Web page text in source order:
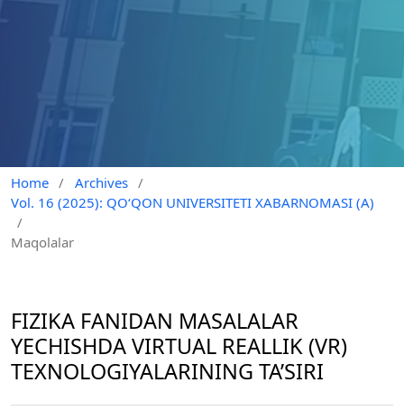
Home / Archives /
Vol. 16 (2025): QO‘QON UNIVERSITETI XABARNOMASI (A)
/
Maqolalar
FIZIKA FANIDAN MASALALAR
YECHISHDA VIRTUAL REALLIK (VR)
TEXNOLOGIYALARINING TA’SIRI